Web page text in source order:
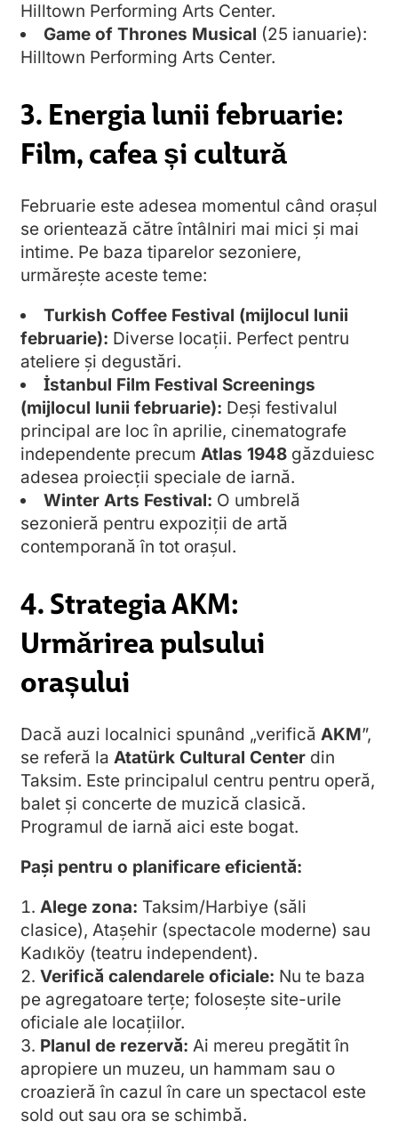
Hilltown Performing Arts Center.
Game of Thrones Musical (25 ianuarie):
Hilltown Performing Arts Center.
3. Energia lunii februarie:
Film, cafea și cultură
Februarie este adesea momentul când orașul
se orientează către întâlniri mai mici și mai
intime. Pe baza tiparelor sezoniere,
urmărește aceste teme:
Turkish Coffee Festival (mijlocul lunii
februarie): Diverse locații. Perfect pentru
ateliere și degustări.
İstanbul Film Festival Screenings
(mijlocul lunii februarie): Deși festivalul
principal are loc în aprilie, cinematografe
independente precum Atlas 1948 găzduiesc
adesea proiecții speciale de iarnă.
Winter Arts Festival: O umbrelă
sezonieră pentru expoziții de artă
contemporană în tot orașul.
4. Strategia AKM:
Urmărirea pulsului
orașului
Dacă auzi localnici spunând „verifică AKM”,
se referă la Atatürk Cultural Center din
Taksim. Este principalul centru pentru operă,
balet și concerte de muzică clasică.
Programul de iarnă aici este bogat.
Pași pentru o planificare eficientă:
Alege zona: Taksim/Harbiye (săli
clasice), Ataşehir (spectacole moderne) sau
Kadıköy (teatru independent).
Verifică calendarele oficiale: Nu te baza
pe agregatoare terțe; folosește site-urile
oficiale ale locațiilor.
Planul de rezervă: Ai mereu pregătit în
apropiere un muzeu, un hammam sau o
croazieră în cazul în care un spectacol este
sold out sau ora se schimbă.